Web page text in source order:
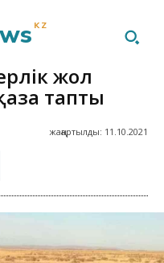
KZ
жол
тапты
жаңартылды: 11.10.2021